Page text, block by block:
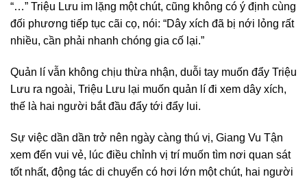
“…” Triệu Lưu im lặng một chút, cũng không có ý định cùng
đối phương tiếp tục cãi cọ, nói: “Dây xích đã bị nới lỏng rất
nhiều, cần phải nhanh chóng gia cố lại.”
Quản lí vẫn không chịu thừa nhận, duỗi tay muốn đẩy Triệu
Lưu ra ngoài, Triệu Lưu lại muốn quản lí đi xem dây xích,
thế là hai người bắt đầu đẩy tới đẩy lui.
Sự việc dần dần trở nên ngày càng thú vị, Giang Vu Tận
xem đến vui vẻ, lúc điều chỉnh vị trí muốn tìm nơi quan sát
tốt nhất, động tác di chuyển có hơi lớn một chút, hai người